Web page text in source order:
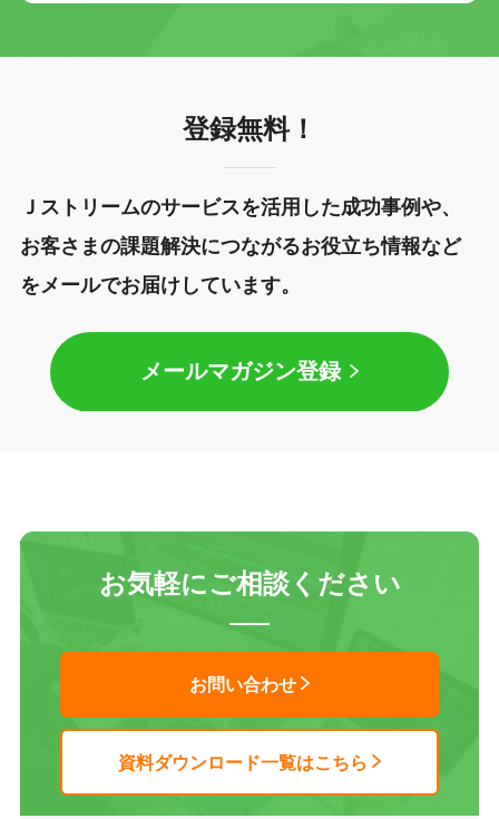
登録無料！
Ｊストリームのサービスを活用した成功事例や、
お客さまの課題解決につながるお役立ち情報など
をメールでお届けしています。
メールマガジン登録
お気軽にご相談ください
お問い合わせ
資料ダウンロード一覧はこちら